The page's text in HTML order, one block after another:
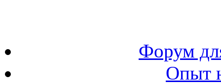
Форум
Опыт